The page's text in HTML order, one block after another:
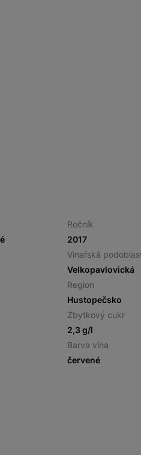
Ročník
2017
Vinařská
Velkopavlovická
Region
Hustopečsko
Zbytkový cukr
2,3 g/l
Barva vína
červené